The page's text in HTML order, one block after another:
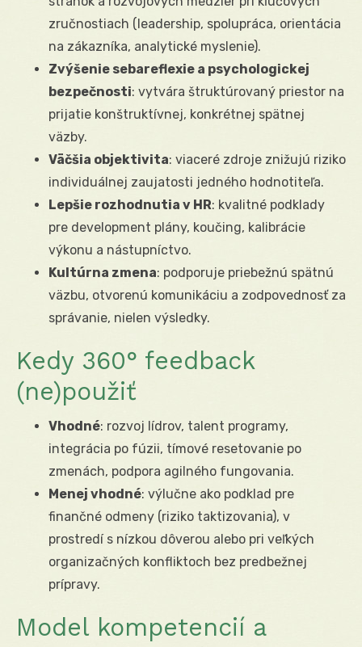
zručnostiach (leadership, spolupráca, orientácia
na zákazníka, analytické myslenie).
Zvýšenie sebareflexie a psychologickej
bezpečnosti: vytvára štruktúrovaný priestor na
prijatie konštruktívnej, konkrétnej spätnej
väzby.
Väčšia objektivita: viaceré zdroje znižujú riziko
individuálnej zaujatosti jedného hodnotiteľa.
Lepšie rozhodnutia v HR: kvalitné podklady
pre development plány, koučing, kalibrácie
výkonu a nástupníctvo.
Kultúrna zmena: podporuje priebežnú spätnú
väzbu, otvorenú komunikáciu a zodpovednosť za
správanie, nielen výsledky.
Kedy 360° feedback
(ne)použiť
Vhodné: rozvoj lídrov, talent programy,
integrácia po fúzii, tímové resetovanie po
zmenách, podpora agilného fungovania.
Menej vhodné: výlučne ako podklad pre
finančné odmeny (riziko taktizovania), v
prostredí s nízkou dôverou alebo pri veľkých
organizačných konfliktoch bez predbežnej
prípravy.
Model kompetencií a